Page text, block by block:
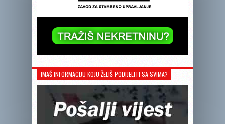
IMAŠ INFORMACIJU KOJU ŽELIŠ PODIJELITI SA SVIMA?